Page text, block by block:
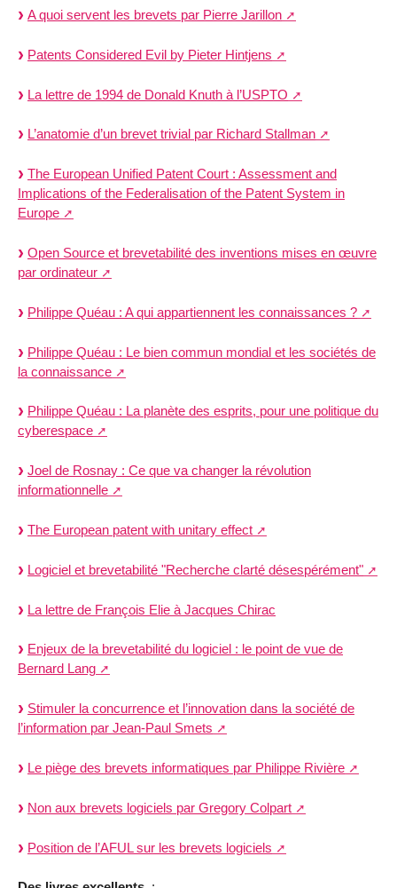
A quoi servent les brevets par Pierre Jarillon
Patents Considered Evil by Pieter Hintjens
La lettre de 1994 de Donald Knuth à l’USPTO
L’anatomie d’un brevet trivial par Richard Stallman
The European Unified Patent Court : Assessment and
Implications of the Federalisation of the Patent System in
Europe
Open Source et brevetabilité des inventions mises en œuvre
par ordinateur
Philippe Quéau : A qui appartiennent les connaissances ?
Philippe Quéau : Le bien commun mondial et les sociétés de
la connaissance
Philippe Quéau : La planète des esprits, pour une politique du
cyberespace
Joel de Rosnay : Ce que va changer la révolution
informationnelle
The European patent with unitary effect
Logiciel et brevetabilité "Recherche clarté désespérément"
La lettre de François Elie à Jacques Chirac
Enjeux de la brevetabilité du logiciel : le point de vue de
Bernard Lang
Stimuler la concurrence et l’innovation dans la société de
l’information par Jean-Paul Smets
Le piège des brevets informatiques par Philippe Rivière
Non aux brevets logiciels par Gregory Colpart
Position de l’AFUL sur les brevets logiciels